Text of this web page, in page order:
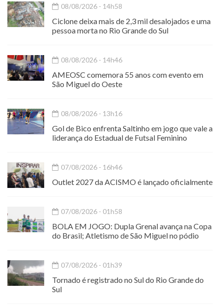
08/08/2026 - 14h58
Ciclone deixa mais de 2,3 mil desalojados e uma
pessoa morta no Rio Grande do Sul
08/08/2026 - 14h46
AMEOSC comemora 55 anos com evento em
São Miguel do Oeste
08/08/2026 - 13h16
Gol de Bico enfrenta Saltinho em jogo que vale a
liderança do Estadual de Futsal Feminino
07/08/2026 - 16h46
Outlet 2027 da ACISMO é lançado oficialmente
07/08/2026 - 01h58
BOLA EM JOGO: Dupla Grenal avança na Copa
do Brasil; Atletismo de São Miguel no pódio
07/08/2026 - 01h39
Tornado é registrado no Sul do Rio Grande do
Sul